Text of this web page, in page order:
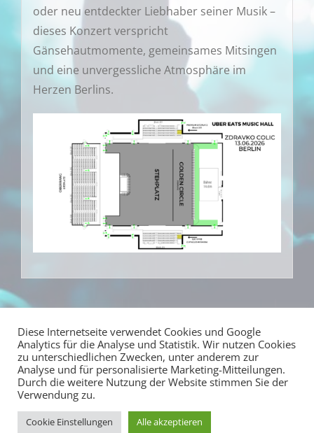
oder neu entdeckter Liebhaber seiner Musik –
dieses Konzert verspricht
Gänsehautmomente, gemeinsames Mitsingen
und eine unvergessliche Atmosphäre im
Herzen Berlins.
Diese Internetseite verwendet Cookies und Google
Analytics für die Analyse und Statistik. Wir nutzen Cookies
zu unterschiedlichen Zwecken, unter anderem zur
Analyse und für personalisierte Marketing-Mitteilungen.
Durch die weitere Nutzung der Website stimmen Sie der
Verwendung zu.
Cookie Einstellungen Alle akzeptieren